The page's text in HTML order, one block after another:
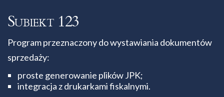
Subiekt 123
Program przeznaczony do wystawiania dokumentów
sprzedaży:
proste generowanie plików JPK;
integracja z drukarkami fiskalnymi.